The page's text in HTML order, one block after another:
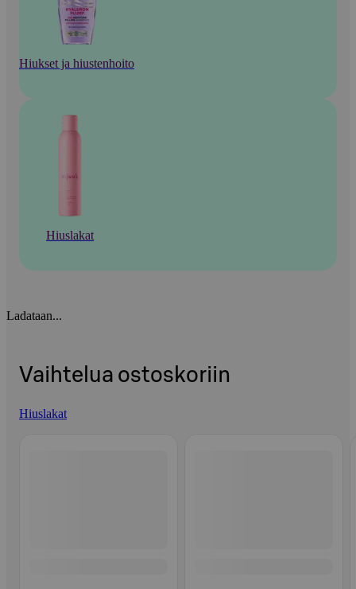
Hiukset ja hiustenhoito
Hiuslakat
Ladataan...
Vaihtelua ostoskoriin
Hiuslakat